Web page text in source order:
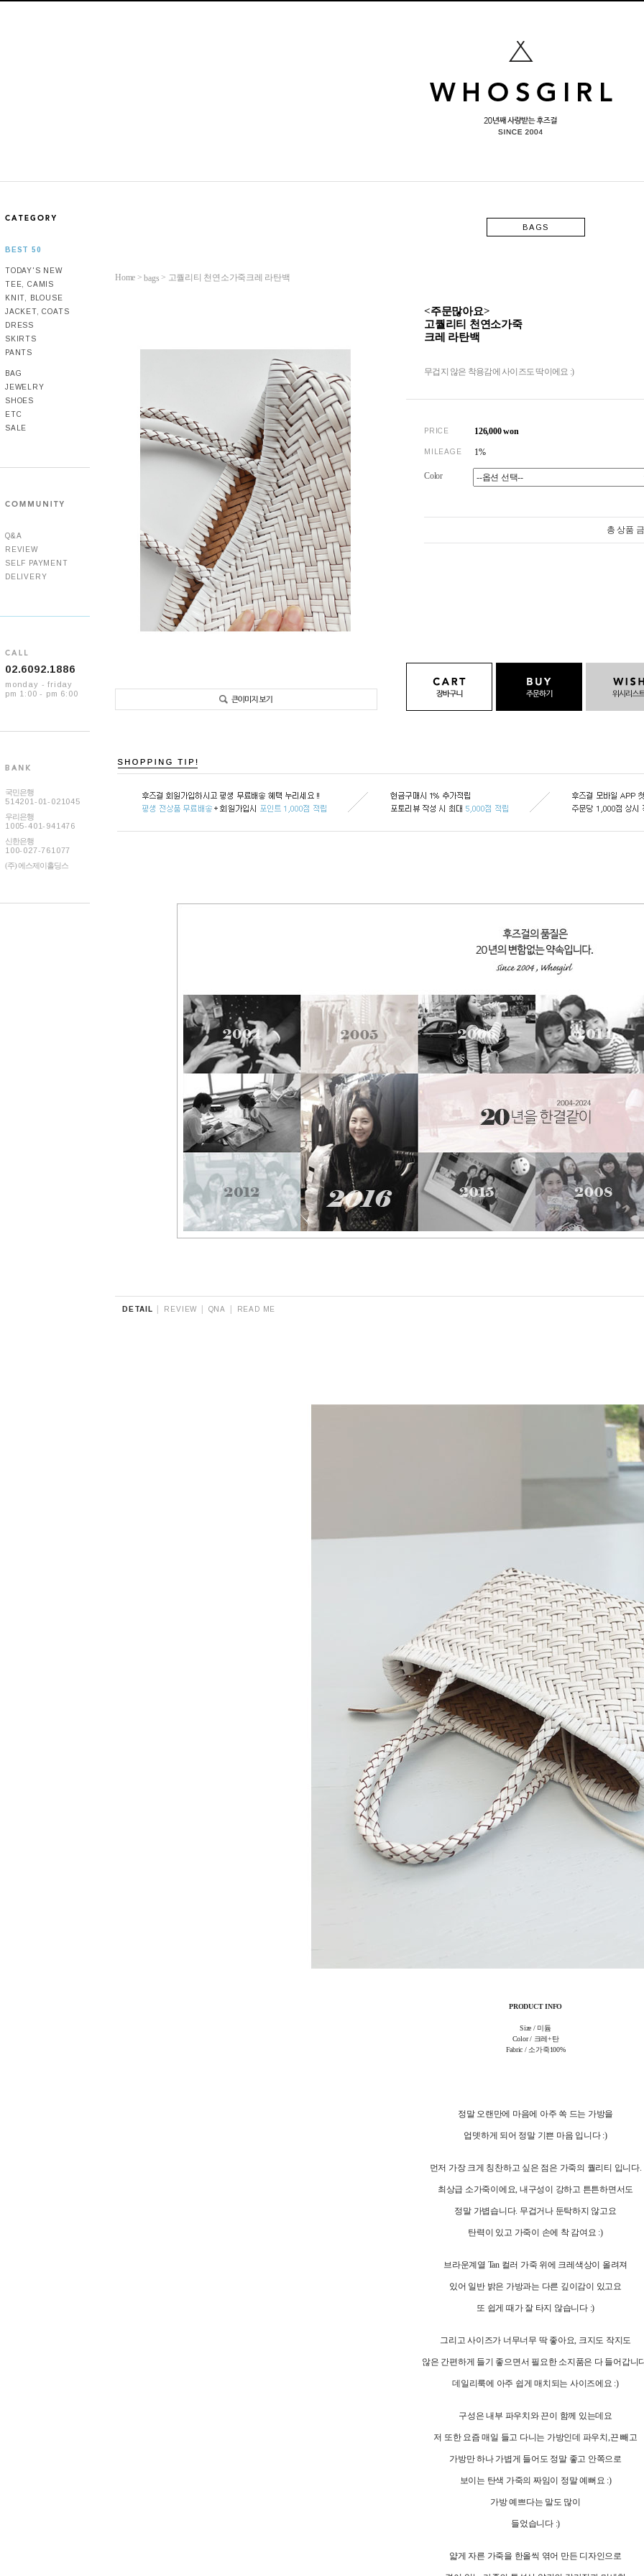
BEST 50
TODAY'S NEW
TEE, CAMIS
KNIT, BLOUSE
JACKET, COATS
DRESS
SKIRTS
PANTS
BAG
JEWELRY
SHOES
ETC
SALE
Q&A
REVIEW
SELF PAYMENT
DELIVERY
02.6092.1886
monday - friday
pm 1:00 - pm 6:00
국민은행
514201-01-021045
우리은행
1005-401-941476
신한은행
100-027-761077
(주) 에스제이홀딩스
BAGS
Home >bags > 고퀄리티 천연소가죽크레 라탄백
<주문많아요>
고퀄리티 천연소가죽
크레 라탄백
무겁지 않은 착용감에 사이즈도 딱이에요 :)
PRICE 126,000won
MILEAGE 1%
Color
총 상품
DETAIL REVIEW QNA READ ME
PRODUCT INFO
Size / 미듐
Color / 크레+탄
Fabric / 소가죽100%
정말 오랜만에 마음에 아주 쏙 드는 가방을
업뎃하게 되어 정말 기쁜 마음 입니다 :)
먼저 가장 크게 칭찬하고 싶은 점은 가죽의 퀄리티 입니다.
최상급 소가죽이에요, 내구성이 강하고 튼튼하면서도
정말 가볍습니다. 무겁거나 둔탁하지 않고요
탄력이 있고 가죽이 손에 착 감여요 :)
브라운계열 Tan 컬러 가죽 위에 크레색상이 올려져
있어 일반 밝은 가방과는 다른 깊이감이 있고요
또 쉽게 때가 잘 타지 않습니다 :)
그리고 사이즈가 너무너무 딱 좋아요, 크지도 작지도
않은 간편하게 들기 좋으면서 필요한 소지품은 다 들어갑니
데일리룩에 아주 쉽게 매치되는 사이즈에요 :)
구성은 내부 파우치와 끈이 함께 있는데요
저 또한 요즘 매일 들고 다니는 가방인데 파우치,끈 빼고
가방만 하나 가볍게 들어도 정말 좋고 안쪽으로
보이는 탄색 가죽의 짜임이 정말 예뻐요 :)
가방 예쁘다는 말도 많이
들었습니다 :)
얇게 자른 가죽을 한올씩 엮어 만든 디자인으로